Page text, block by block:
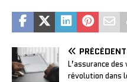
PRÉCÉDENT
L’assurance
révolution dans